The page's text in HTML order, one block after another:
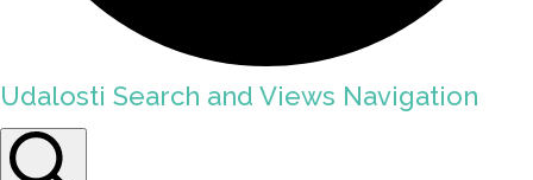
Udalosti Search and Views Navigation